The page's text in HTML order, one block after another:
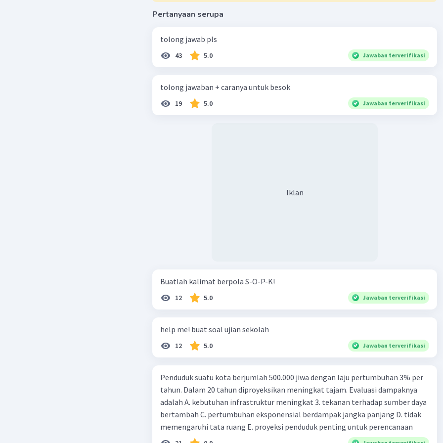
tersebut akan mengalami musim panas. Belahan Bumi yang berada
yang berada di antara keduanya akan mengalami musim semi dan
musim gugur.
Perputaran Bumi karena berevolusi menyebabkan posisi Bumi
berubah-ubah secara berkala sepanjang tahun.
Bintang-bintang yang berada di posisi tetap atau relatif stabil
pergerakan Bumi mengelilingi Matahari dalam orbitnya.
Satu revolusi Bumi mengelilingi Matahari akan memakan waktu
kalender Masehi.
Perhitungan 0,25 hari dalam satu kali revolusi Bumi akan
Februari.
Hal ini membuat sistem kalender Masehi memiliki tahun kabisat
atau tahun dengan 366 hari untuk mengganti sisa hari tersebut.
5. Gerak Semu Tahunan Matahari
Pertanyaan serupa
tolong jawab pls
43 5.0 Jawaban terverifikasi
tolong jawaban + caranya untuk besok
19 5.0 Jawaban terverifikasi
Iklan
Buatlah kalimat berpola S-O-P-K!
12 5.0 Jawaban terverifikasi
help me! buat soal ujian sekolah
12 5.0 Jawaban terverifikasi
Penduduk suatu kota berjumlah 500.000 jiwa dengan laju pertumbuhan 3% per
tahun. Dalam 20 tahun diproyeksikan meningkat tajam. Evaluasi dampaknya
adalah A. kebutuhan infrastruktur meningkat 3. tekanan terhadap sumber daya
bertambah C. pertumbuhan eksponensial berdampak jangka panjang D. tidak
memengaruhi tata ruang E. proyeksi penduduk penting untuk perencanaan